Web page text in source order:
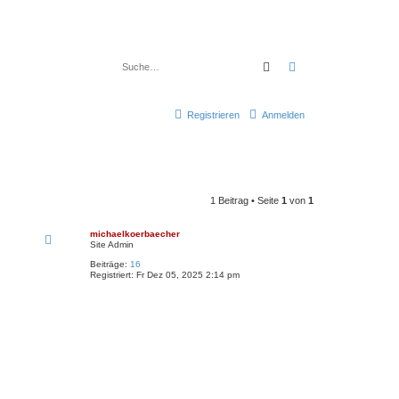
Suche
Anmelden
Registrieren
1 Beitrag • Seite 1 von 1
michaelkoerbaecher
Site Admin
Beiträge: 16
Registriert: Fr Dez 05, 2025 2:14 pm